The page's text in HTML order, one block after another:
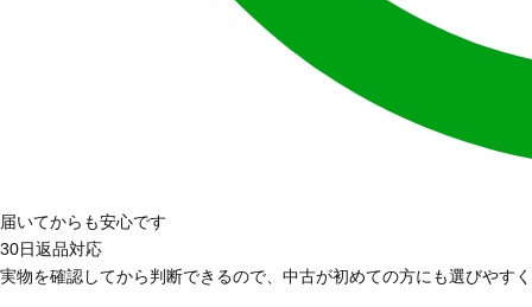
届いてからも安心です
30日返品対応
実物を確認してから判断できるので、中古が初めての方にも選びやす